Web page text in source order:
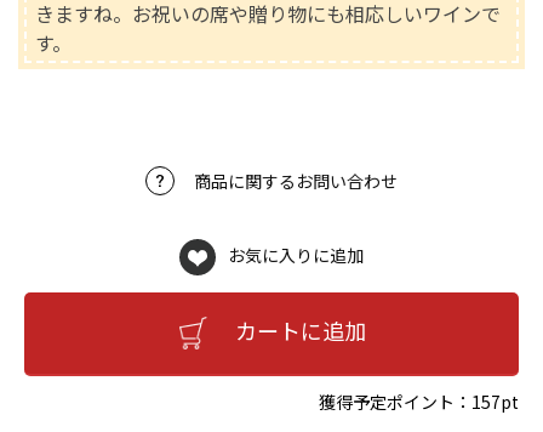
きますね。お祝いの席や贈り物にも相応しいワインで
す。
商品に関するお問い合わせ
お気に入りに追加
カートに追加
獲得予定ポイント： 157pt